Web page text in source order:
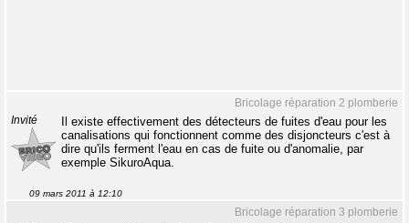
Bricolage réparation 2 plomberie
Invité
Il existe effectivement des détecteurs de fuites d'eau pour les
canalisations qui fonctionnent comme des disjoncteurs c'est à
dire qu'ils ferment l'eau en cas de fuite ou d'anomalie, par
exemple SikuroAqua.
09 mars 2011 à 12:10
Bricolage réparation 3 plomberie